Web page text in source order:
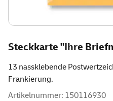
Steckkarte "Ihre
13 nassklebende
Frankierung.
Artikelnummer: 150116930